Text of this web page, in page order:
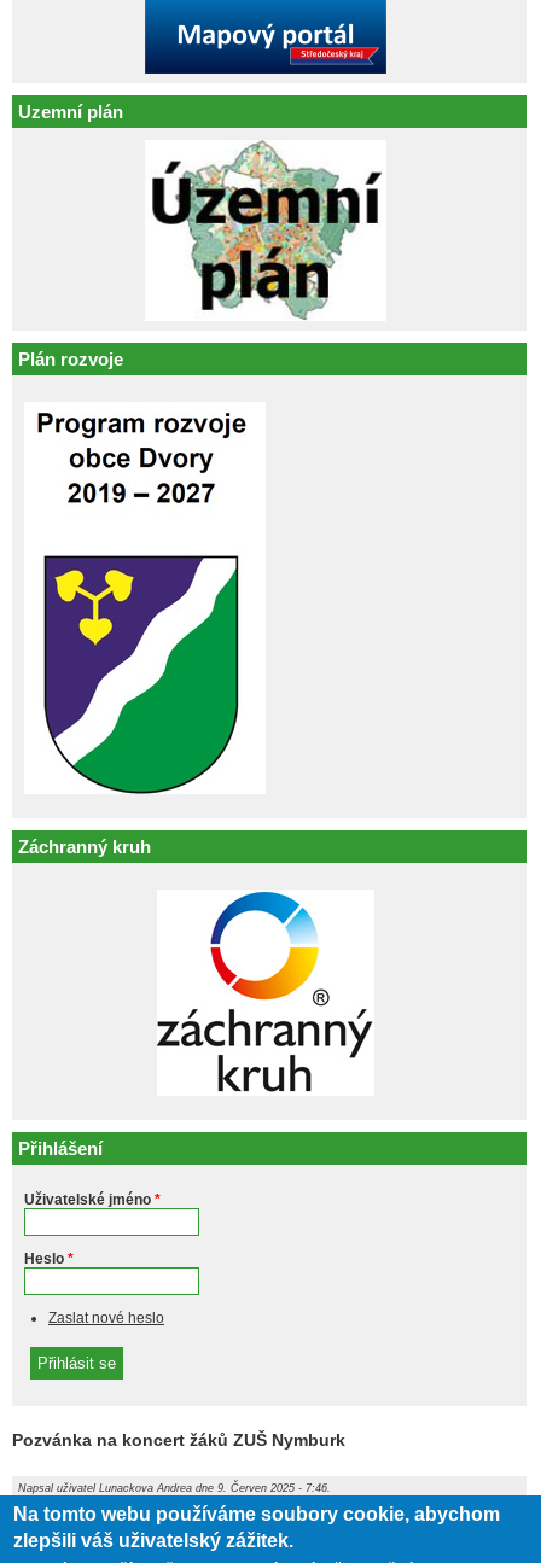
Uzemní plán
Plán rozvoje
Záchranný kruh
Přihlášení
Uživatelské jméno *
Heslo *
Zaslat nové heslo
Pozvánka na koncert žáků ZUŠ Nymburk
Napsal uživatel Lunackova Andrea dne 9. Červen 2025 - 7:46.
Příloha
Velikost
20250609061746.pdf 144.61 KB
Na tomto webu používáme soubory cookie, abychom
zlepšili váš uživatelský zážitek.